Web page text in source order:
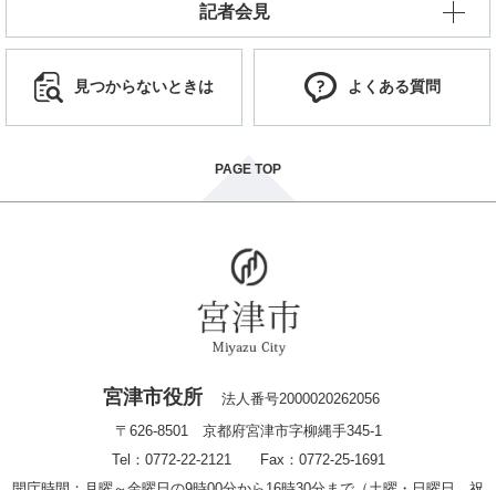
記者会見
見つからないときは よくある質問
PAGE TOP
宮津市役所
法人番号2000020262056
〒626-8501 京都府宮津市字柳縄手345-1
Tel：0772-22-2121 Fax：0772-25-1691